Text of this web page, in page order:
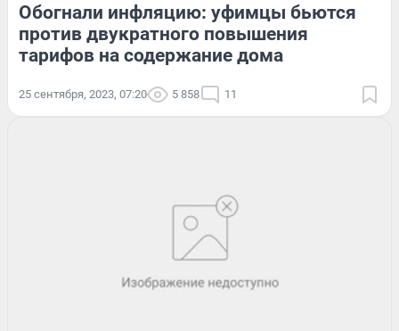
Обогнали инфляцию: уфимцы бьются
против двукратного повышения
тарифов на содержание дома
25 сентября, 2023, 07:20 5 858 11